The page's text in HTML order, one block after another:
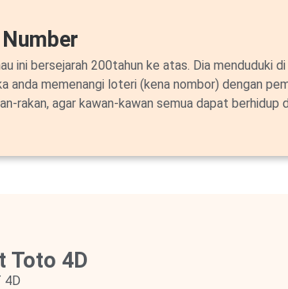
ini bersejarah 200tahun ke atas. Dia menduduki
anda memenangi loteri (kena nombor) dengan
rakan, agar kawan-kawan semua dapat berhidup
Toto 4D
4D